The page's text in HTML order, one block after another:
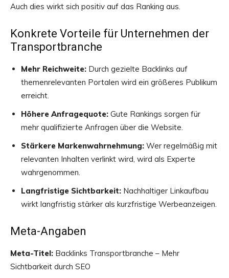
Auch dies wirkt sich positiv auf das Ranking aus.
Konkrete Vorteile für Unternehmen der
Transportbranche
Mehr Reichweite: Durch gezielte Backlinks auf
themenrelevanten Portalen wird ein größeres Publikum
erreicht.
Höhere Anfragequote: Gute Rankings sorgen für
mehr qualifizierte Anfragen über die Website.
Stärkere Markenwahrnehmung: Wer regelmäßig mit
relevanten Inhalten verlinkt wird, wird als Experte
wahrgenommen.
Langfristige Sichtbarkeit: Nachhaltiger Linkaufbau
wirkt langfristig stärker als kurzfristige Werbeanzeigen.
Meta-Angaben
Meta-Titel: Backlinks Transportbranche – Mehr
Sichtbarkeit durch SEO